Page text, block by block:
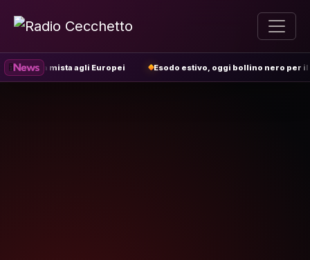
mista agli Europei Esodo estivo, oggi bollino nero per il traffico